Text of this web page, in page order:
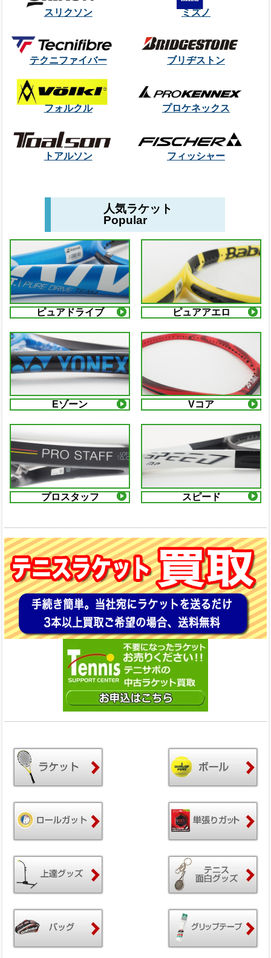
スリクソン ミズノ
テクニファイバー ブリヂストン
フォルクル プロケネックス
トアルソン フィッシャー
人気ラケット
Popular
ピュアドライブ ピュアアエロ
Eゾーン Vコア
プロスタッフ スピード